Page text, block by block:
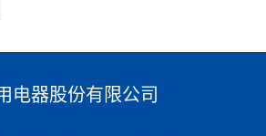
电器股份有限公司